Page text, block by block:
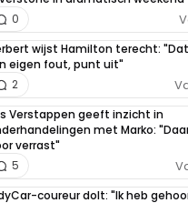
0
wijst Hamilton terecht:
eigen fout, punt uit"
2
Verstappen geeft inzicht in
met Marko:
verrast"
5
coureur dolt: "Ik heb